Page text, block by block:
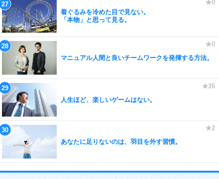
着ぐるみを冷めた目で見ない。
「本物」と思って見る。
マニュアル人間と良いチームワークを発揮する方法。
人生ほど、楽しいゲームはない。
あなたに足りないのは、羽目を外す習慣。